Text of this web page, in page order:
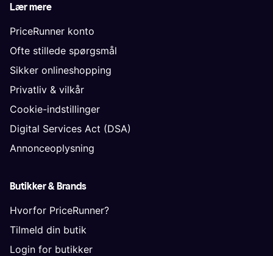
Lær mere
PriceRunner konto
Ofte stillede spørgsmål
Sikker onlineshopping
Privatliv & vilkår
Cookie-indstillinger
Digital Services Act (DSA)
Annonceoplysning
Butikker & Brands
Hvorfor PriceRunner?
Tilmeld din butik
Login for butikker